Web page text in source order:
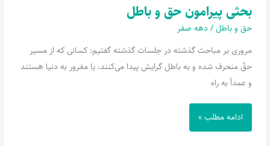
بحثی پیرامون حق و باطل
حق و باطل/دهه صفر
مروری بر مباحث گذشته در جلسات گذشته گفتیم: کسانی که از مسیر
حقّ منحرف شده و به باطل گرایش پیدا می‌کنند، یا مغرور به دنیا هستند
و عمداً به راه
و
باطل
ادامه مطلب »